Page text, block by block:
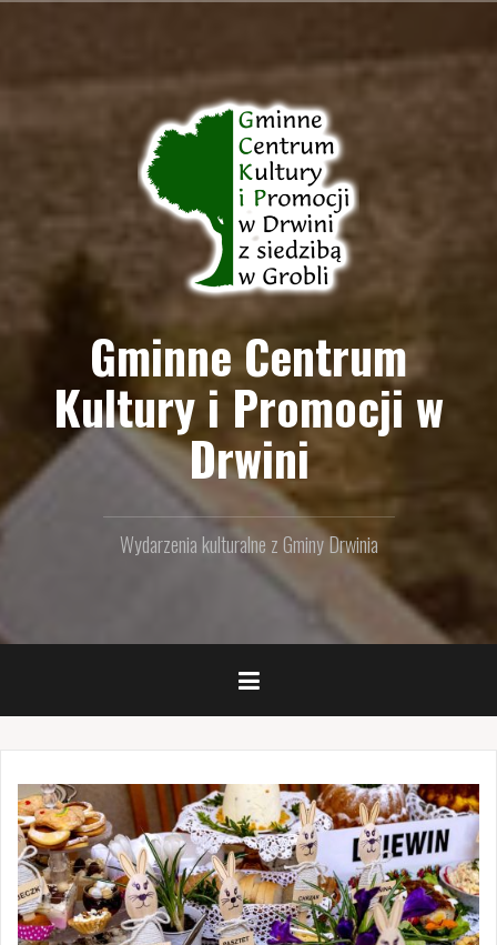
Gminne Centrum
Kultury i Promocji w
Drwini
Wydarzenia kulturalne z Gminy Drwinia